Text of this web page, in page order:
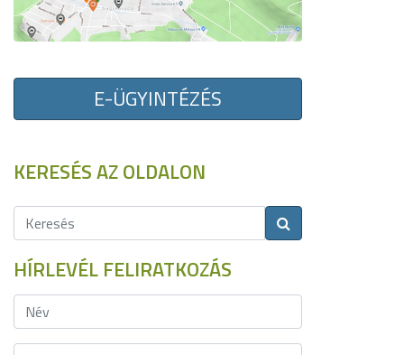
E-ÜGYINTÉZÉS
KERESÉS AZ OLDALON
HÍRLEVÉL FELIRATKOZÁS